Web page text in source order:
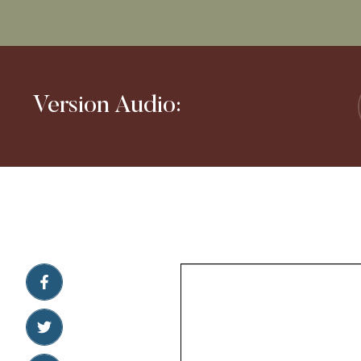
Version Audio: